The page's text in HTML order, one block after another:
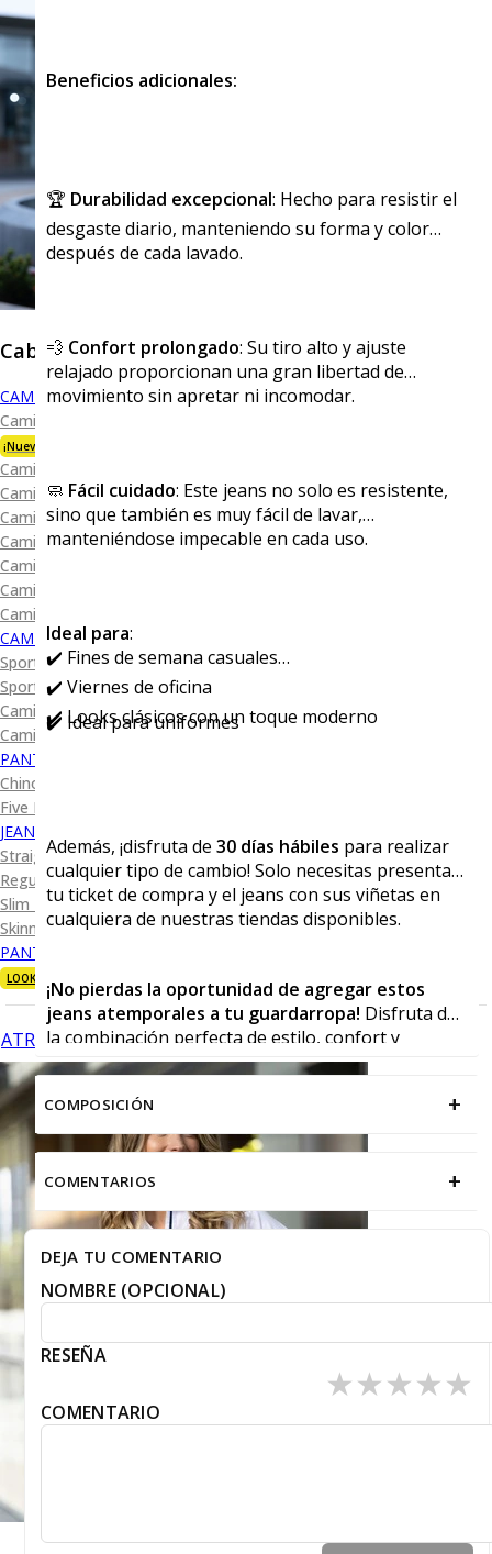
Caballero
CAMISAS
Camisa Premium Bambú
¡Nueva Colección!
Camisa Blanca
Camisa Performance
Camisa Piqué
Camisa Oxford
Camisa Lisa y Textura
Camisa Diseño
Camisa Cuadro y Raya
CAMISA SPORT
Sport Lisas
Sport Diseño
Camiseta Lisa
Camiseta Diseño
PANTALÓN CASUAL
Chino
Five Pocket
JEANS
Straight Fit
Regular Fit
Slim Fit
Skinny Fit
PANTALÓN DE VESTIR
LOOKS
ATRÁS
Beneficios adicionales:
🏆 Durabilidad excepcional: Hecho para resistir el
desgaste diario, manteniendo su forma y color
después de cada lavado.
💨 Confort prolongado: Su tiro alto y ajuste
relajado proporcionan una gran libertad de
movimiento sin apretar ni incomodar.
🧼 Fácil cuidado: Este jeans no solo es resistente,
sino que también es muy fácil de lavar,
manteniéndose impecable en cada uso.
Ideal para:
✔️ Fines de semana casuales
✔️ Viernes de oficina
✔️ Looks clásicos con un toque moderno
✔️ Ideal para uniformes
Además, ¡disfruta de 30 días hábiles para realizar
cualquier tipo de cambio! Solo necesitas presentar
tu ticket de compra y el jeans con sus viñetas en
cualquiera de nuestras tiendas disponibles.
¡No pierdas la oportunidad de agregar estos
jeans atemporales a tu guardarropa! Disfruta de
la combinación perfecta de estilo, confort y
durabilidad en cada uso.
COMPOSICIÓN +
COMENTARIOS +
DEJA TU COMENTARIO
NOMBRE (OPCIONAL)
RESEÑA
★
★
★
★
★
COMENTARIO